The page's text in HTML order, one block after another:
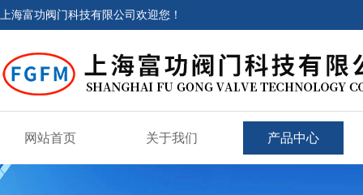
上海富功阀门科技有限公司欢迎您！
网站首页 关于我们 产品中心